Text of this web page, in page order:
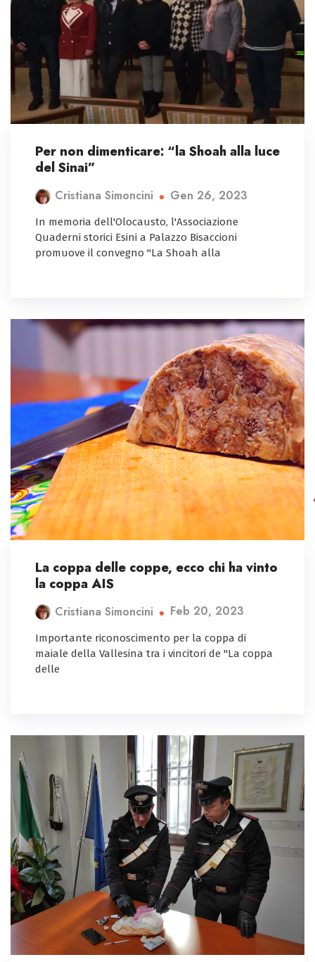
Per non dimenticare: “la Shoah alla luce
del Sinai”
Cristiana Simoncini Gen 26, 2023
In memoria dell'Olocausto, l'Associazione
Quaderni storici Esini a Palazzo Bisaccioni
promuove il convegno "La Shoah alla
La coppa delle coppe, ecco chi ha vinto
la coppa AIS
Cristiana Simoncini Feb 20, 2023
Importante riconoscimento per la coppa di
maiale della Vallesina tra i vincitori de "La coppa
delle